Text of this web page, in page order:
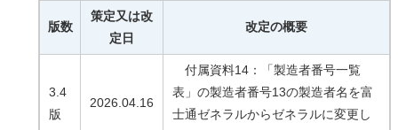
版数
策定又は改
定日
改定の概要
3.4
版
2026.04.16
付属資料14：「製造者番号一覧
表」の製造者番号13の製造者名を富
士通ゼネラルからゼネラルに変更し